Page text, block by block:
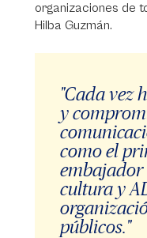
organizaciones de
Hilba Guzmán.
"Cada vez
y
como el
embajador
cultura y
públicos."